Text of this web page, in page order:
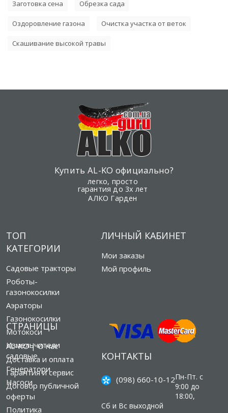
Заготовка сена Обрезка сада
Оздоровление газона Очистка участка от веток
Скашивание высокой травы
Купить AL-KO официально?
легко, просто
гарантия до 3х лет
АЛКО Гарден
ТОП
КАТЕГОРИИ
Садовые тракторы
Роботы-
газонокосилки
Аэраторы
Газонокосилки
Мотокоси
Измельчители
садовые
Генератори
Насоси
СТРАНИЦЫ
AL-KO | О нас
Доставка и оплата
Гарантия и сервис
Договор публичной
оферты
Политика
ЛИЧНЫЙ КАБИНЕТ
Мои заказы
Мой профиль
КОНТАКТЫ
(098) 660-10-12Пн-Пт. с
9:00 до
18:00,
Сб и Вс выходной